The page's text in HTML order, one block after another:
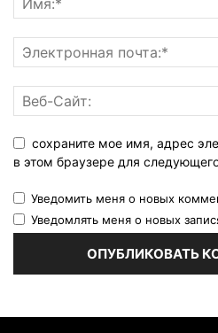
сохраните мое имя, адрес
в этом браузере для
Уведомить меня о новых
Уведомлять меня о новых